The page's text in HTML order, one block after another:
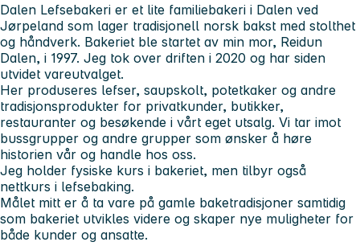
Dalen Lefsebakeri er et lite familiebakeri i Dalen ved
Jørpeland som lager tradisjonell norsk bakst med stolthet
og håndverk. Bakeriet ble startet av min mor, Reidun
Dalen, i 1997. Jeg tok over driften i 2020 og har siden
utvidet vareutvalget.
Her produseres lefser, saupskolt, potetkaker og andre
tradisjonsprodukter for privatkunder, butikker,
restauranter og besøkende i vårt eget utsalg. Vi tar imot
bussgrupper og andre grupper som ønsker å høre
historien vår og handle hos oss.
Jeg holder fysiske kurs i bakeriet, men tilbyr også
nettkurs i lefsebaking.
Målet mitt er å ta vare på gamle baketradisjoner samtidig
som bakeriet utvikles videre og skaper nye muligheter for
både kunder og ansatte.